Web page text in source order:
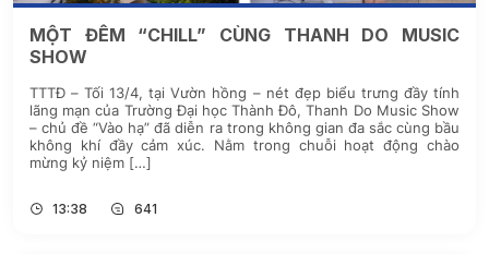
MỘT ĐÊM “CHILL” CÙNG THANH DO MUSIC
SHOW
TTTĐ – Tối 13/4, tại Vườn hồng – nét đẹp biểu trưng đầy tính
lãng mạn của Trường Đại học Thành Đô, Thanh Do Music Show
– chủ đề “Vào hạ” đã diễn ra trong không gian đa sắc cùng bầu
không khí đầy cảm xúc. Nằm trong chuỗi hoạt động chào
mừng kỷ niệm […]
13:38 641